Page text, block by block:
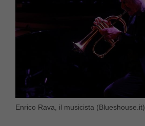
Enrico Rava, il musicista (Blueshouse.it)